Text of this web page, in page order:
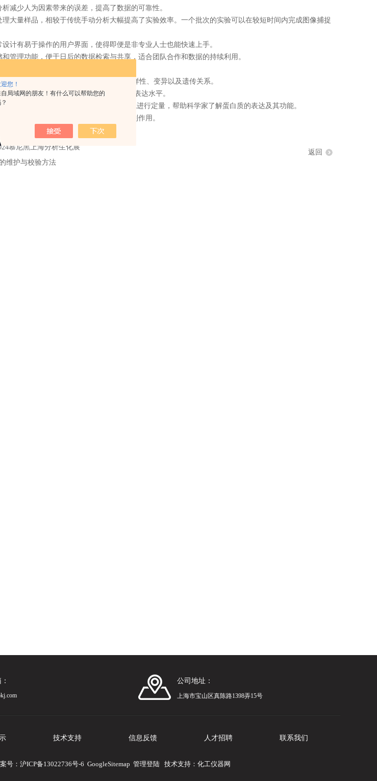
您！
局域网的朋友！有什么可以帮助您的
少人为因素带来的误差，提高了数据的可靠性。
量样品，相较于传统手动分析大幅提高了实验效率。一个批次的实验可以在较短时间内完成图像捕捉
有易于操作的用户界面，使得即便是非专业人士也能快速上手。
理功能，便于日后的数据检索与共享，适合团队合作和数据的持续利用。
下几个领域得到广泛应用：
离和定量，帮助研究人员分析基因多样性、变异以及遗传关系。
常用于验证qPCR实验结果，检测基因表达水平。
等技术分离蛋白质，通过成像分析系统进行定量，帮助科学家了解蛋白质的表达及其功能。
利用该系统评估药物对靶标蛋白的抑制作用。
慕尼黑上海分析生化展
维护与校验方法
返回
公司地址：
上海市宝山区真陈路1398弄15号
技术支持 信息反馈 人才招聘 联系我们
号： 沪ICP备13022736号-6 GoogleSitemap 管理登陆技术支持： 化工仪器网